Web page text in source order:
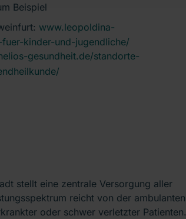
Beispiel
www.leopoldina-
kinder-und-jugendliche/
gesundheit.de/standorte-
stellt eine zentrale Versorgung aller
reicht von der ambulanten
oder schwer verletzter Patienten.